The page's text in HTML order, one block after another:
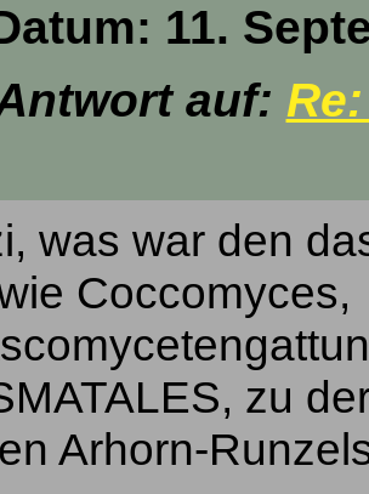
11.
auf:
was war den
Coccomyces,
zu
Arhorn-